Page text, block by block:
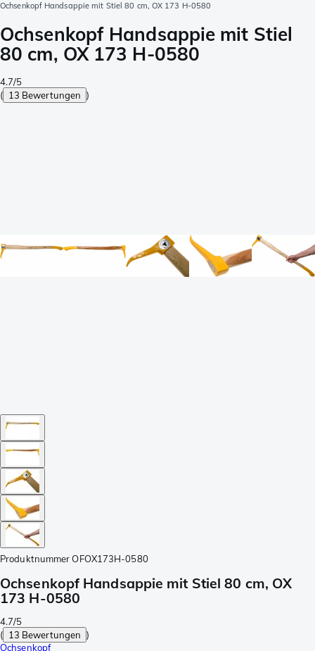
Ochsenkopf Handsappie mit Stiel 80 cm, OX 173 H-0580
Ochsenkopf Handsappie mit Stiel
80 cm, OX 173 H-0580
4.7/5
( 13 Bewertungen )
Produktnummer OFOX173H-0580
Ochsenkopf Handsappie mit Stiel 80 cm, OX
173 H-0580
4.7/5
( 13 Bewertungen )
Ochsenkopf